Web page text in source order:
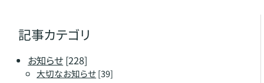
記事カテゴリ
お知らせ[228]
大切なお知らせ[39]